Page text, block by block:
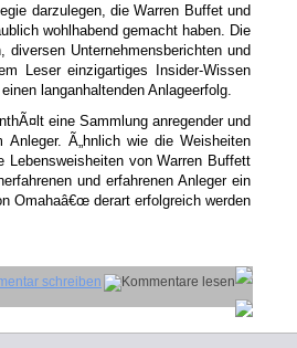
darzulegen, die Warren Buffet und
wohlhabend gemacht haben. Die
Unternehmensberichten und
Leser einzigartiges Insider-Wissen
langanhaltenden Anlageerfolg.
eine Sammlung anregender und
Anleger. Ã„hnlich wie die Weisheiten
von Warren Buffett
und erfahrenen Anleger ein
Omahaâ€œ derart erfolgreich werden